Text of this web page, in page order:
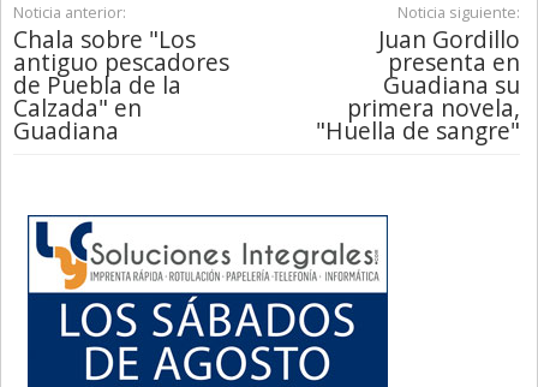
Noticia anterior:
Chala sobre "Los
antiguo pescadores
de Puebla de la
Calzada" en
Guadiana
Noticia siguiente:
Juan Gordillo
presenta en
Guadiana su
primera novela,
"Huella de sangre"